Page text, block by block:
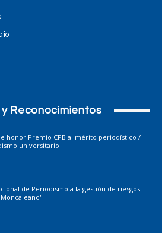
y Reconocimientos
honor Premio CPB al mérito periodístico /
universitario
de Periodismo a la gestión de riesgos